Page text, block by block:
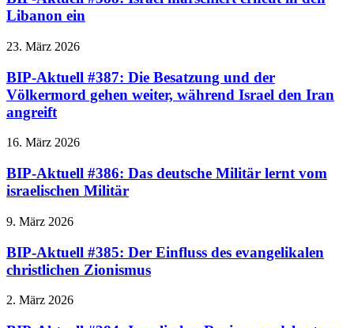
Libanon ein
23. März 2026
BIP-Aktuell #387: Die Besatzung und der
Völkermord gehen weiter, während Israel den Iran
angreift
16. März 2026
BIP-Aktuell #386: Das deutsche Militär lernt vom
israelischen Militär
9. März 2026
BIP-Aktuell #385: Der Einfluss des evangelikalen
christlichen Zionismus
2. März 2026